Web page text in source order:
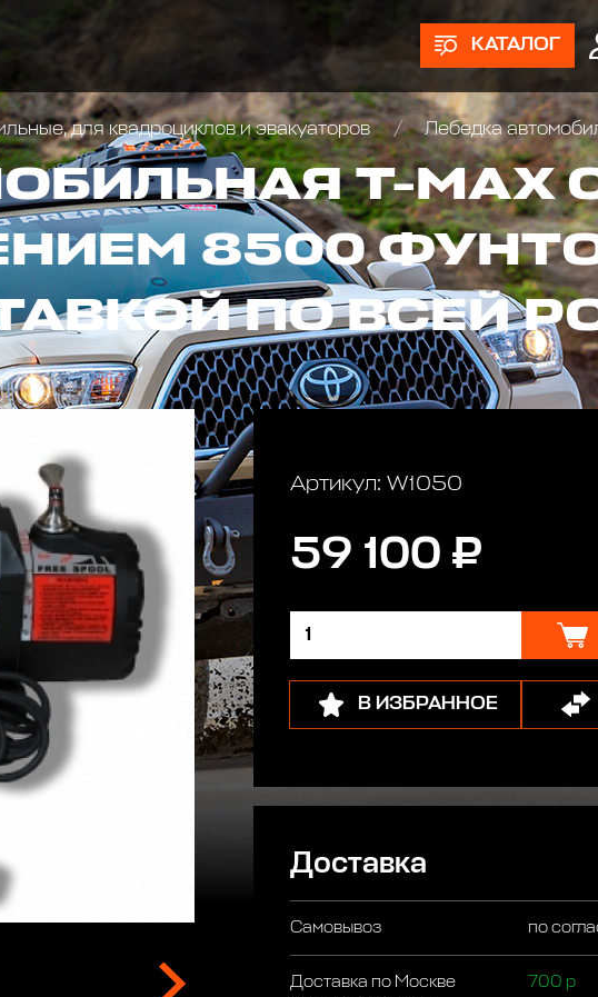
КАТАЛОГ
для квадроциклов и эвакуаторов Лебедка автомобильная
T-MAX
8500
ПО ВСЕЙ
Артикул: W1050
59 100 ₽
В ИЗБРАННОЕ
Доставка
Самовывоз по
Доставка по Москве
700 р